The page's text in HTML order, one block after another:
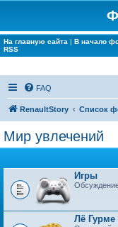
На главную сайта | В начало
RSS
FAQ
RenaultStory Список
Мир увлечений
Игры
Лё Гурме